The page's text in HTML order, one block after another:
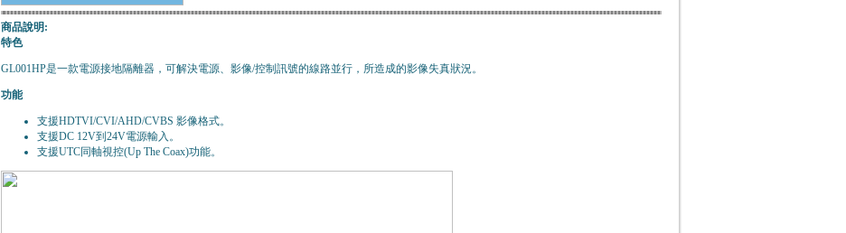
商品說明:
特色
GL001HP是一款電源接地隔離器，可解決電源、影像/控制訊號的線路並行，所造成的影像失真狀況。
功能
支援HDTVI/CVI/AHD/CVBS 影像格式。
支援DC 12V到24V電源輸入。
支援UTC同軸視控(Up The Coax)功能。